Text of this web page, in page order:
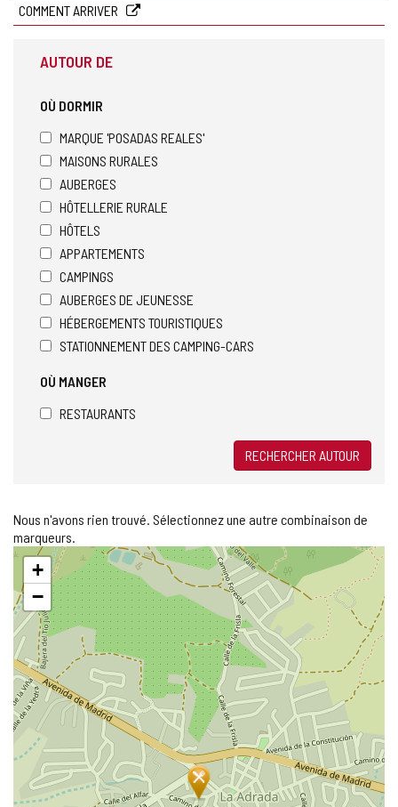
COMMENT ARRIVER
AUTOUR DE
OÙ DORMIR
MARQUE 'POSADAS REALES'
MAISONS RURALES
AUBERGES
HÔTELLERIE RURALE
HÔTELS
APPARTEMENTS
CAMPINGS
AUBERGES DE JEUNESSE
HÉBERGEMENTS TOURISTIQUES
STATIONNEMENT DES CAMPING-CARS
OÙ MANGER
RESTAURANTS
RECHERCHER AUTOUR
Nous n'avons rien trouvé. Sélectionnez une autre combinaison de
marqueurs.
Sauter
carte
+
−